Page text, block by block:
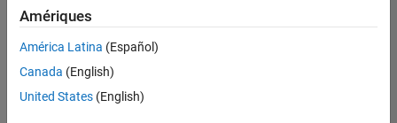
Actuellement,
aucune
offre
d'emploi
Amériques
América Latina (Español)
Canada (English)
United States (English)